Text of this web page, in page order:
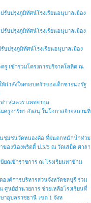
บปรุงภูมิทัศน์โรงเรียนอนุบาลเมือง
บปรุงภูมิทัศน์โรงเรียนอนุบาลเมือง
ปรุงภูมิทัศน์โรงเรียนอนุบาลเมือง
รู เข้าร่วมโครงการบริจาคโลหิต ณ
กำลังใจครอบครัวของเด็กชายนฤรัฐ
า สมควร แพทยากุล
ครูอาริยา อังสนุ ในโอกาสย้ายสถานที่
นชุมชนวัดหนองค้อ ที่ฝนตกหนักน้ำท่วม
องน้องพริตตี้ ป.5/5 ณ วัดเสม็ด ศาลา
ยณข้าราชการ ณ โรงเรียนท่าข้าม
องค์การบริหารส่วนจังหวัดชลบุรี ร่วม
ศูนย์อำนวยการ ช่วยเหลือโรงเรียนที่
าอุบลราชธานี เขต 1 จังห